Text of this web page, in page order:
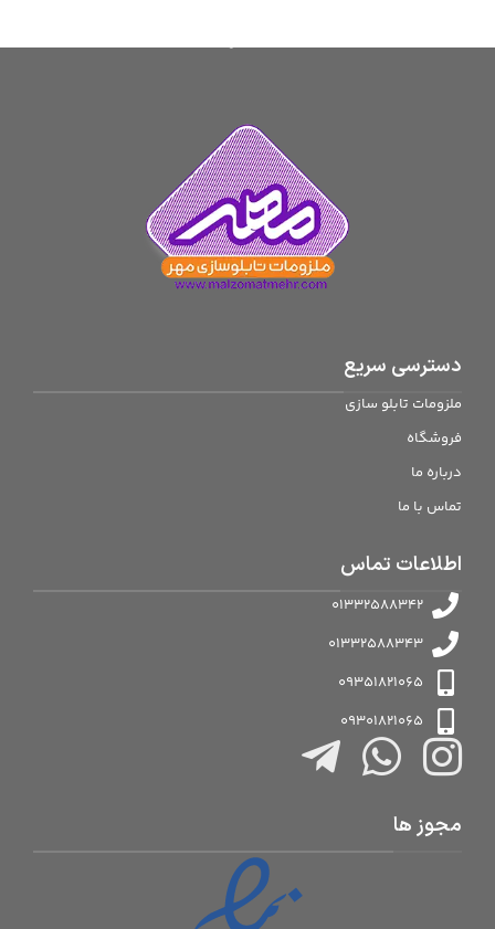
دسترسی سریع
ملزومات تابلو سازی
فروشگاه
درباره ما
تماس با ما
اطلاعات تماس
01332588342
01332588343
09351821065
09301821065
مجوز ها